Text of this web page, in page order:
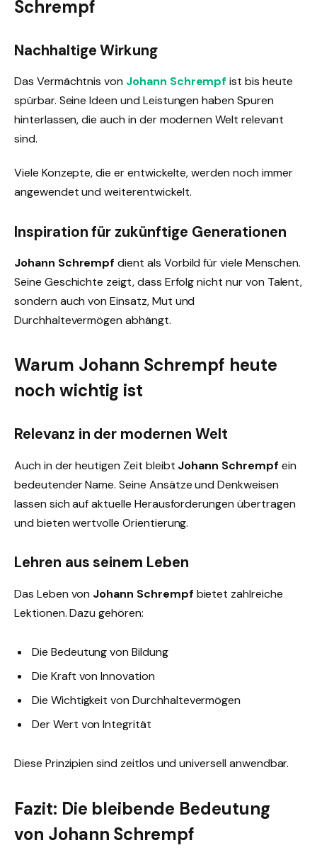
Schrempf
Nachhaltige Wirkung
Das Vermächtnis von Johann Schrempf ist bis heute
spürbar. Seine Ideen und Leistungen haben Spuren
hinterlassen, die auch in der modernen Welt relevant
sind.
Viele Konzepte, die er entwickelte, werden noch immer
angewendet und weiterentwickelt.
Inspiration für zukünftige Generationen
Johann Schrempf dient als Vorbild für viele Menschen.
Seine Geschichte zeigt, dass Erfolg nicht nur von Talent,
sondern auch von Einsatz, Mut und
Durchhaltevermögen abhängt.
Warum Johann Schrempf heute
noch wichtig ist
Relevanz in der modernen Welt
Auch in der heutigen Zeit bleibt Johann Schrempf ein
bedeutender Name. Seine Ansätze und Denkweisen
lassen sich auf aktuelle Herausforderungen übertragen
und bieten wertvolle Orientierung.
Lehren aus seinem Leben
Das Leben von Johann Schrempf bietet zahlreiche
Lektionen. Dazu gehören:
Die Bedeutung von Bildung
Die Kraft von Innovation
Die Wichtigkeit von Durchhaltevermögen
Der Wert von Integrität
Diese Prinzipien sind zeitlos und universell anwendbar.
Fazit: Die bleibende Bedeutung
von Johann Schrempf